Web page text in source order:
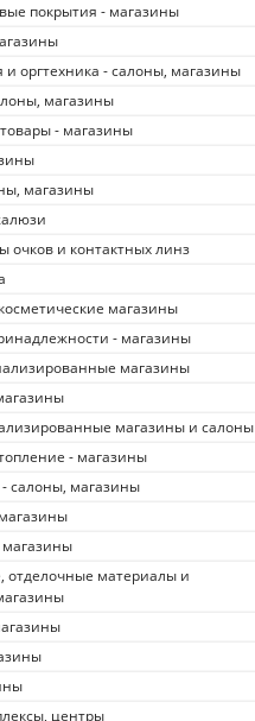
покрытия - магазины
оргтехника - салоны, магазины
магазины
- магазины
магазины
очков и контактных линз
магазины
- магазины
магазины
магазины и салоны
- магазины
- салоны, магазины
магазины
отделочные материалы и
центры